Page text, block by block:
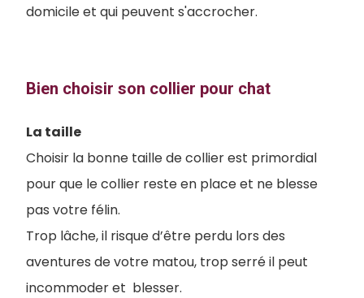
domicile et qui peuvent s'accrocher.
Bien choisir son collier pour chat
La taille
Choisir la bonne taille de collier est primordial
pour que le collier reste en place et ne blesse
pas votre félin.
Trop lâche, il risque d’être perdu lors des
aventures de votre matou, trop serré il peut
incommoder et blesser.